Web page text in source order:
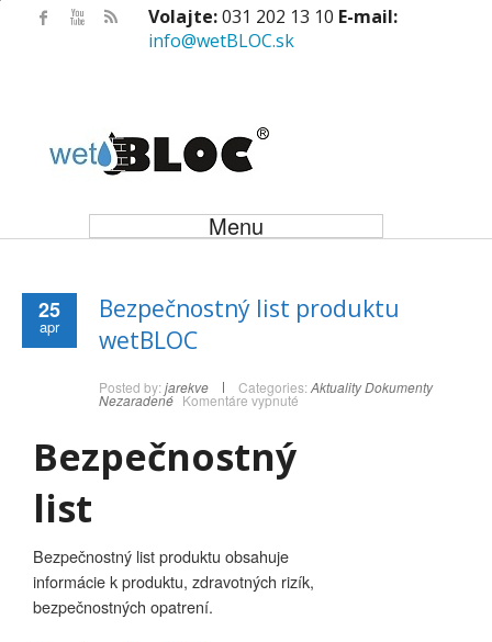
Volajte:031 202 13 10 E-mail:
info@wetBLOC.sk
Menu
25
apr
Bezpečnostný list produktu
wetBLOC
Posted by: jarekve Categories: AktualityDokumenty
Nezaradené Komentáre vypnuténa
Bezpečnostný
list
Bezpečnostný list produktu obsahuje
informácie k produktu, zdravotných rizík,
bezpečnostných opatrení.